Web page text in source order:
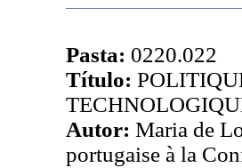
Pasta: 0220.022
Título:
Autor: Maria de
portugaise à la